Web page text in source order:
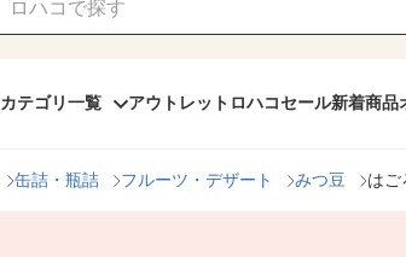
カテゴリ一覧 アウトレット ロハコセール新着商品
缶詰・瓶詰 フルーツ・デザート みつ豆 はご